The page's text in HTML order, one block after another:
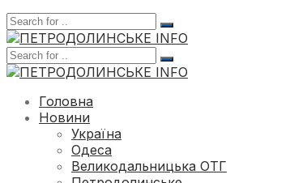
Головна
Новини
Україна
Одеса
Великодальницька ОТГ